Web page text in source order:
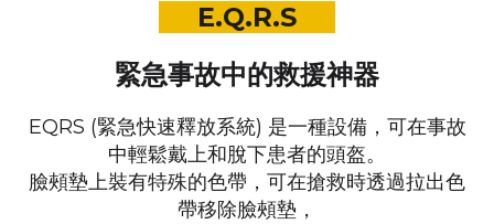
E.Q.R.S
緊急事故中的救援神器
EQRS (緊急快速釋放系統) 是一種設備， 可在事故
中輕鬆戴上和脫下患者的頭盔。
臉頰墊上裝有特殊的色帶， 可在搶救時透過拉出色
帶移除臉頰墊，